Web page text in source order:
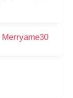
Merryame30